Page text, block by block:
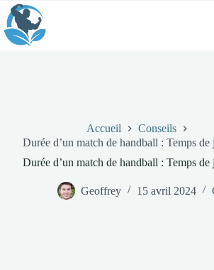
Passer
au
contenu
Accueil
Conseils
Durée d’un match de handball : Temps de
Durée d’un match de handball : Temps de
Geoffrey 15 avril 2024